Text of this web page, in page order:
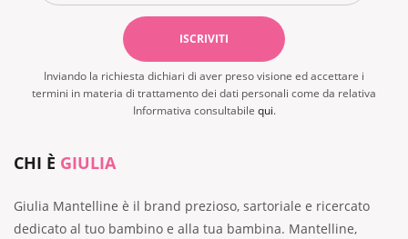
Inviando la richiesta dichiari di aver preso visione ed accettare i
termini in materia di trattamento dei dati personali come da relativa
Informativa consultabile qui.
CHI È GIULIA
Giulia Mantelline è il brand prezioso, sartoriale e ricercato
dedicato al tuo bambino e alla tua bambina. Mantelline,